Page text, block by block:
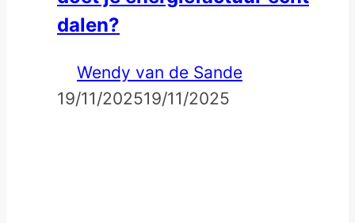
dalen?
Wendy van de Sande
19/11/202519/11/2025